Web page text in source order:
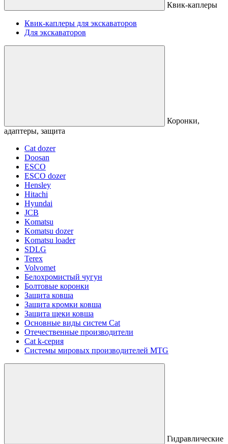
Квик-каплеры
Квик-каплеры для экскаваторов
Для экскаваторов
Коронки,
адаптеры, защита
Cat dozer
Doosan
ESCO
ESCO dozer
Hensley
Hitachi
Hyundai
JCB
Komatsu
Komatsu dozer
Komatsu loader
SDLG
Terex
Volvomet
Белохромистый чугун
Болтовые коронки
Защита ковша
Защита кромки ковша
Защита щеки ковша
Основные виды систем Cat
Отечественные производители
Сat k-серия
Системы мировых производителей MTG
Гидравлические